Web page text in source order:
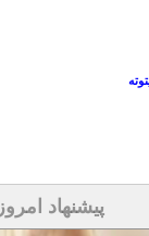
پیشنهاد امروز